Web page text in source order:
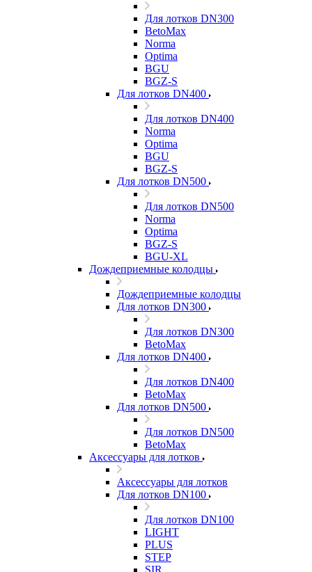
Для лотков DN300
BetoMax
Norma
Optima
BGU
BGZ-S
Для лотков DN400
Для лотков DN400
Norma
Optima
BGU
BGZ-S
Для лотков DN500
Для лотков DN500
Norma
Optima
BGZ-S
BGU-XL
Дождеприемные колодцы
Дождеприемные колодцы
Для лотков DN300
Для лотков DN300
BetoMax
Для лотков DN400
Для лотков DN400
BetoMax
Для лотков DN500
Для лотков DN500
BetoMax
Аксессуары для лотков
Аксессуары для лотков
Для лотков DN100
Для лотков DN100
LIGHT
PLUS
STEP
SIR